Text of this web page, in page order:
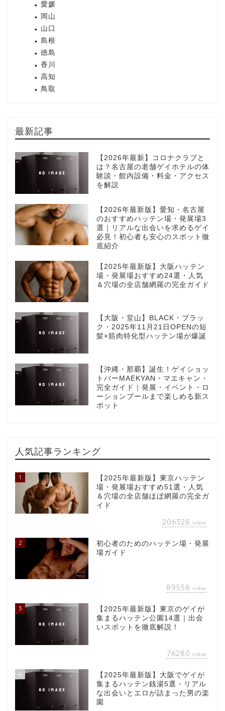
愛媛
岡山
山口
島根
徳島
香川
高知
鳥取
最新記事
【2026年最新】コロナクラブと
は？名古屋の老舗ゲイホテルの体
験談・館内設備・料金・アクセス
を解説
【2026年最新版】愛知・名古屋
のおすすめハッテン場・発展場3
選｜リアルな出会いを求めるゲイ
必見！初心者も安心のスポット徹
底紹介
【2025年最新版】大阪ハッテン
場・発展場おすすめ24選・人気
＆穴場の全店舗網羅の完全ガイド
【大阪・堂山】BLACK・ブラッ
ク・2025年11月21日OPENの短
髪×筋肉特化型ハッテン場が爆誕
【沖縄・那覇】誕生！ゲイショッ
トバーMAEKYAN・マエキャン・
完全ガイド｜発展・イベント・ロ
ーションプールまで楽しめる新ス
ポット
人気記事ランキング
1
【2025年最新版】東京ハッテン
場・発展場おすすめ51選・人気
＆穴場の全店舗ほぼ網羅の完全ガ
イド
206328 view
2
初心者のためのハッテン場・発展
場ガイド
89558 view
3
【2025年最新版】東京のゲイが
集まるハッテン公園14選｜出会
いスポットを徹底解説！
76280 view
4
【2025年最新版】大阪でゲイが
集まるハッテン銭湯5選・リアル
な出会いとエロが詰まった男の楽
園